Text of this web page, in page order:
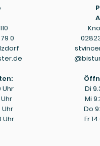
0
Uhr
Uhr
Uhr
Di
Mi
Do
Fr